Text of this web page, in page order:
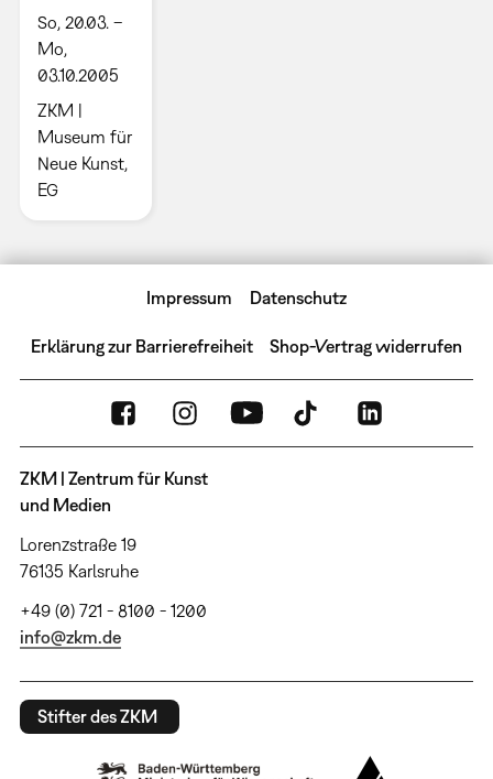
So, 20.03. –
Mo,
03.10.2005
ZKM |
Museum für
Neue Kunst,
EG
Impressum Datenschutz
Erklärung zur Barrierefreiheit Shop-Vertrag widerrufen
ZKM | Zentrum für Kunst
und Medien
Lorenzstraße 19
76135 Karlsruhe
+49 (0) 721 - 8100 - 1200
info@zkm.de
Stifter des ZKM